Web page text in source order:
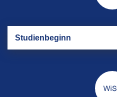
Stu­di­en­be­ginn